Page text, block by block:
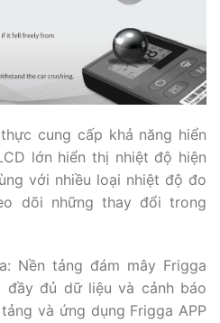
cung cấp khả năng hiển
lớn hiển thị nhiệt độ hiện
với nhiều loại nhiệt độ đo
dõi những thay đổi trong
Nền tảng đám mây Frigga
đầy đủ dữ liệu và cảnh báo
và ứng dụng Frigga APP